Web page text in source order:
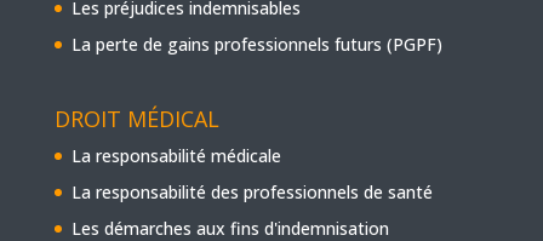
Les préjudices indemnisables
La perte de gains professionnels futurs (PGPF)
DROIT MÉDICAL
La responsabilité médicale
La responsabilité des professionnels de santé
Les démarches aux fins d'indemnisation